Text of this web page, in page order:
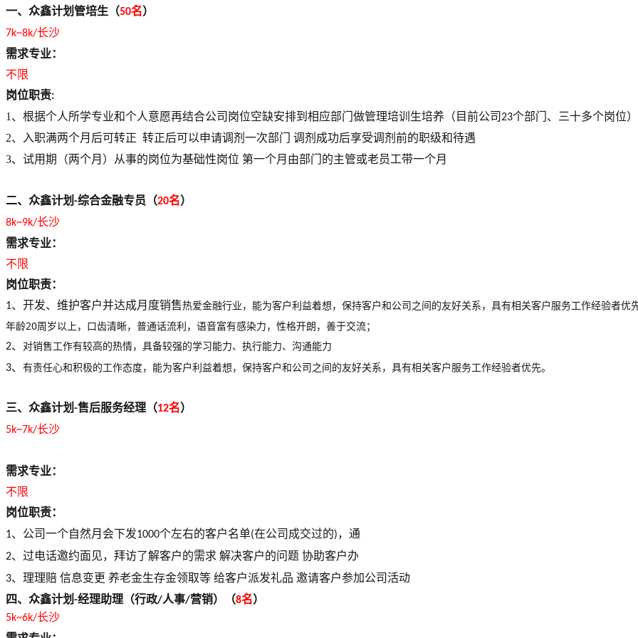
一、 众鑫计划管培生（50名）
7k~8k/长沙
需求专业：
不限
岗位职责:
1、根据个人所学专业和个人意愿再结合公司岗位空缺安排到相应部门做管理培训生培养（目前公司23个部门、三十多个岗位）
2、入职满两个月后可转正 转正后可以申请调剂一次部门
调剂成功后享受调剂前的职级和待遇
3、试用期（两个月）从事的岗位为基础性岗位 第一个月由部门的主管或老员工带一个月
二、 众鑫计划-综合金融专员（20名）
8k~9k/长沙
需求专业：
不限
岗位职责：
1、开发、维护客户并达成月度销售热爱金融行业，能为客户利益着想，保持客户和公司之间的友好关系，具有相关客户服务工作经验者优
年龄20周岁以上，口齿清晰，普通话流利，语音富有感染力，性格开朗，善于交流；
2、 对销售工作有较高的热情，具备较强的学习能力、执行能力、沟通能力
3、 有责任心和积极的工作态度，能为客户利益着想，保持客户和公司之间的友好关系，具有相关客户服务工作经验者优先。
三、 众鑫计划-售后服务经理（12名）
5k~7k/长沙
需求专业：
不限
岗位职责：
1、 公司一个自然月会下发1000个左右的客户名单(在公司成交过的)，通
2、 过电话邀约面见，拜访了解客户的需求 解决客户的问题 协助客户办
3、 理理赔 信息变更 养老金生存金领取等 给客户派发礼品 邀请客户参加公司活动
四、 众鑫计划-经理助理（行政/人事/营销）（8名）
5k~6k/长沙